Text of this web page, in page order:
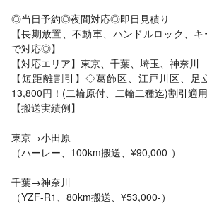
◎当日予約◎夜間対応◎即日見積り
【長期放置、不動車、ハンドルロック、
で対応◎】
【対応エリア】東京、千葉、埼玉、神奈川
【短距離割引】◇葛飾区、江戸川区、足
13,800円！(二輪原付、二輪二種迄)割引適用
【搬送実績例】
東京→小田原
（ハーレー、100km搬送、¥90,000-）
千葉→神奈川
（YZF-R1、80km搬送、¥53,000-）